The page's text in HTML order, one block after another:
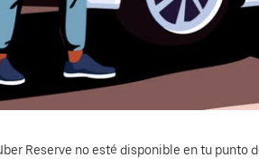
Reserve no esté disponible en tu punto